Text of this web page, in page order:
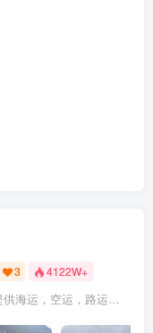
3 4122W+
微信1139976508，可为您提供海运，空运，路运，铁路运输